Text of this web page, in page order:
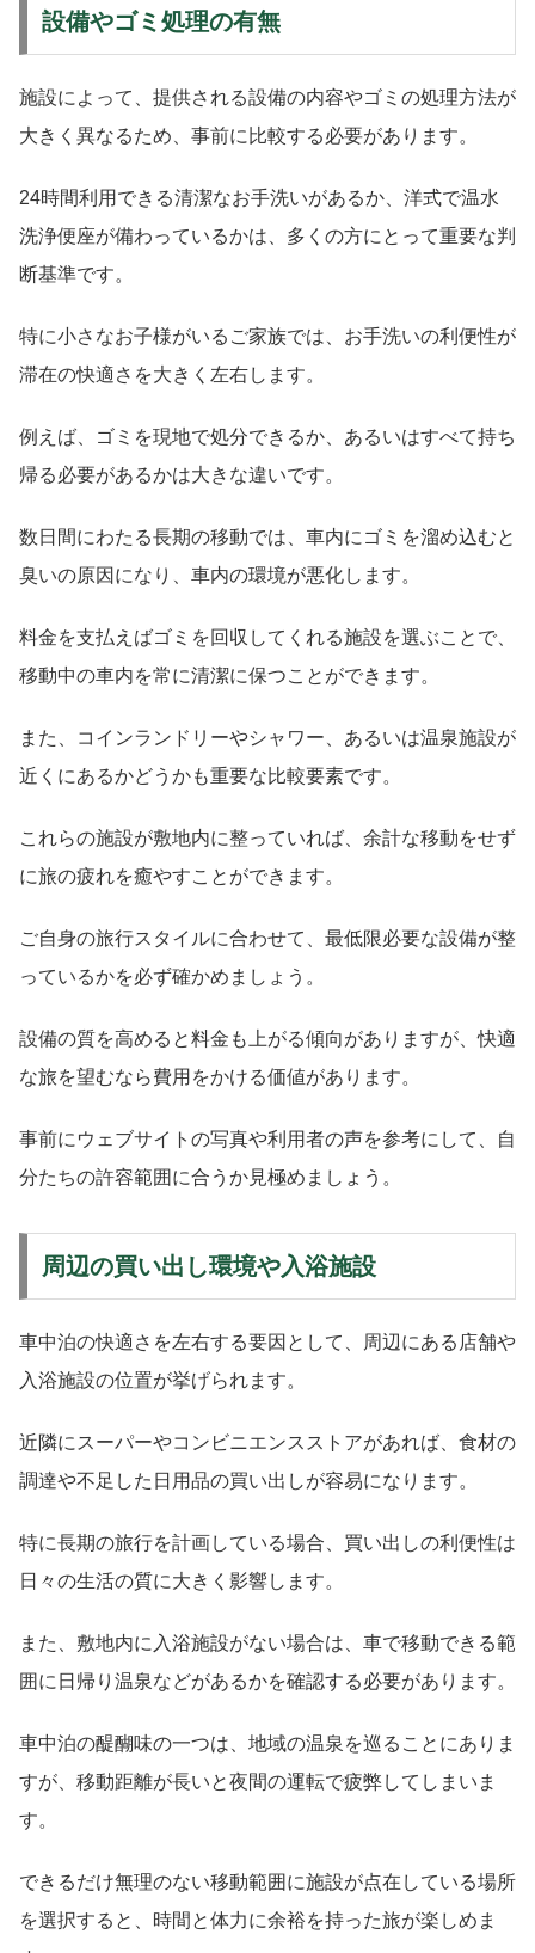
設備やゴミ処理の有無
施設によって、提供される設備の内容やゴミの処理方法が
大きく異なるため、事前に比較する必要があります。
24時間利用できる清潔なお手洗いがあるか、洋式で温水
洗浄便座が備わっているかは、多くの方にとって重要な判
断基準です。
特に小さなお子様がいるご家族では、お手洗いの利便性が
滞在の快適さを大きく左右します。
例えば、ゴミを現地で処分できるか、あるいはすべて持ち
帰る必要があるかは大きな違いです。
数日間にわたる長期の移動では、車内にゴミを溜め込むと
臭いの原因になり、車内の環境が悪化します。
料金を支払えばゴミを回収してくれる施設を選ぶことで、
移動中の車内を常に清潔に保つことができます。
また、コインランドリーやシャワー、あるいは温泉施設が
近くにあるかどうかも重要な比較要素です。
これらの施設が敷地内に整っていれば、余計な移動をせず
に旅の疲れを癒やすことができます。
ご自身の旅行スタイルに合わせて、最低限必要な設備が整
っているかを必ず確かめましょう。
設備の質を高めると料金も上がる傾向がありますが、快適
な旅を望むなら費用をかける価値があります。
事前にウェブサイトの写真や利用者の声を参考にして、自
分たちの許容範囲に合うか見極めましょう。
周辺の買い出し環境や入浴施設
車中泊の快適さを左右する要因として、周辺にある店舗や
入浴施設の位置が挙げられます。
近隣にスーパーやコンビニエンスストアがあれば、食材の
調達や不足した日用品の買い出しが容易になります。
特に長期の旅行を計画している場合、買い出しの利便性は
日々の生活の質に大きく影響します。
また、敷地内に入浴施設がない場合は、車で移動できる範
囲に日帰り温泉などがあるかを確認する必要があります。
車中泊の醍醐味の一つは、地域の温泉を巡ることにありま
すが、移動距離が長いと夜間の運転で疲弊してしまいま
す。
できるだけ無理のない移動範囲に施設が点在している場所
を選択すると、時間と体力に余裕を持った旅が楽しめま